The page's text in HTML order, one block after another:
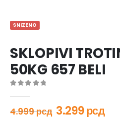
SNIZENO
SKLOPIVI
50KG 657 BELI
4.999рсд 3.299рсд